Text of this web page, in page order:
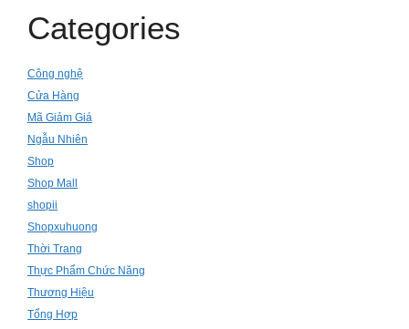
Categories
Công nghệ
Cửa Hàng
Mã Giảm Giá
Ngẫu Nhiên
Shop
Shop Mall
shopii
Shopxuhuong
Thời Trang
Thực Phẩm Chức Năng
Thương Hiệu
Tổng Hợp